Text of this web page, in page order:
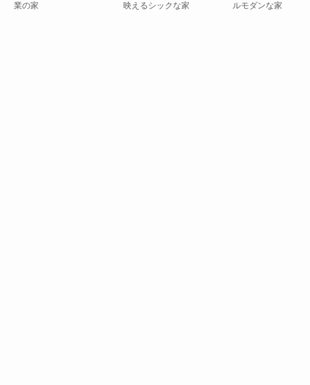
業の家
映えるシックな家
ルモダンな家